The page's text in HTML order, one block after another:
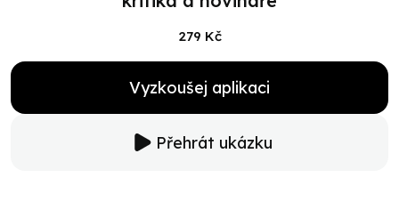
279 Kč
Vyzkoušej aplikaci
Přehrát ukázku